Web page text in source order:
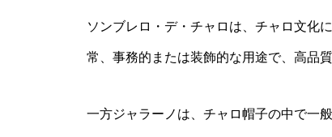
ソンブレロ・デ・チャロは、チャロ文化
常、事務的または装飾的な用途で、高品
一方ジャラーノは、チャロ帽子の中で一